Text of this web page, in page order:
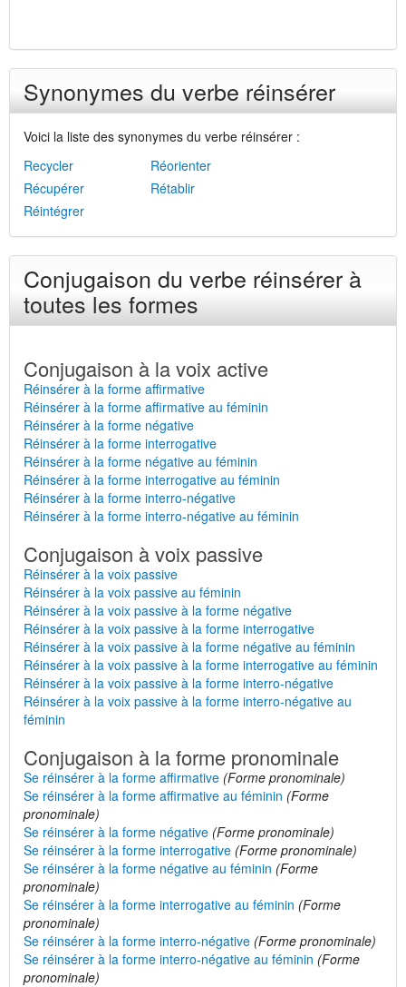
Synonymes du verbe réinsérer
Voici la liste des synonymes du verbe réinsérer :
Recycler
Réorienter
Récupérer
Rétablir
Réintégrer
Conjugaison du verbe réinsérer à
toutes les formes
Conjugaison à la voix active
Réinsérer à la forme affirmative
Réinsérer à la forme affirmative au féminin
Réinsérer à la forme négative
Réinsérer à la forme interrogative
Réinsérer à la forme négative au féminin
Réinsérer à la forme interrogative au féminin
Réinsérer à la forme interro-négative
Réinsérer à la forme interro-négative au féminin
Conjugaison à voix passive
Réinsérer à la voix passive
Réinsérer à la voix passive au féminin
Réinsérer à la voix passive à la forme négative
Réinsérer à la voix passive à la forme interrogative
Réinsérer à la voix passive à la forme négative au féminin
Réinsérer à la voix passive à la forme interrogative au féminin
Réinsérer à la voix passive à la forme interro-négative
Réinsérer à la voix passive à la forme interro-négative au
féminin
Conjugaison à la forme pronominale
Se réinsérer à la forme affirmative (Forme pronominale)
Se réinsérer à la forme affirmative au féminin (Forme
pronominale)
Se réinsérer à la forme négative (Forme pronominale)
Se réinsérer à la forme interrogative (Forme pronominale)
Se réinsérer à la forme négative au féminin (Forme
pronominale)
Se réinsérer à la forme interrogative au féminin (Forme
pronominale)
Se réinsérer à la forme interro-négative (Forme pronominale)
Se réinsérer à la forme interro-négative au féminin (Forme
pronominale)